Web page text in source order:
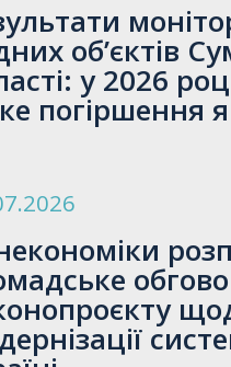
об’єктів
у 2026
погіршення